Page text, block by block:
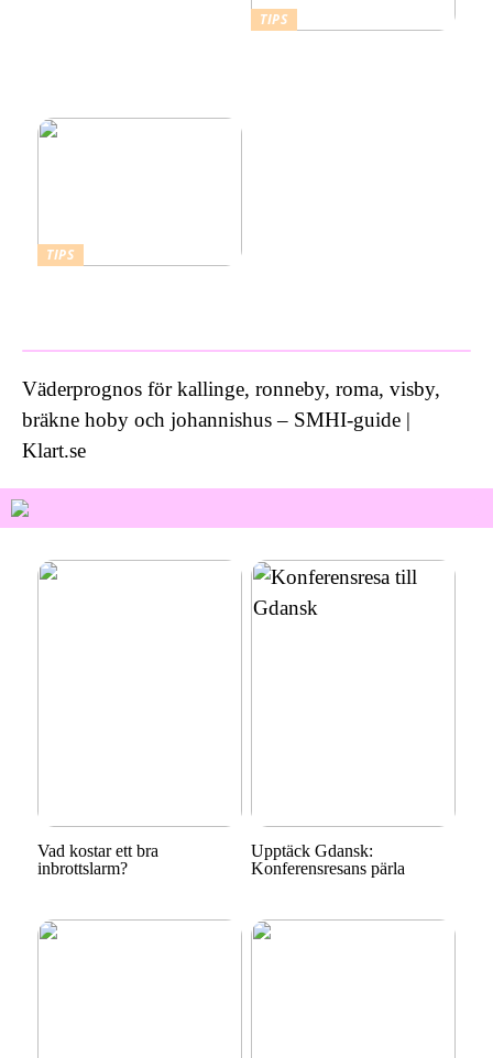
TIPS
TIPS
Väderprognos för kallinge, ronneby, roma, visby,
bräkne hoby och johannishus – SMHI-guide |
Klart.se
Vad kostar ett bra
inbrottslarm?
Upptäck Gdansk:
Konferensresans pärla